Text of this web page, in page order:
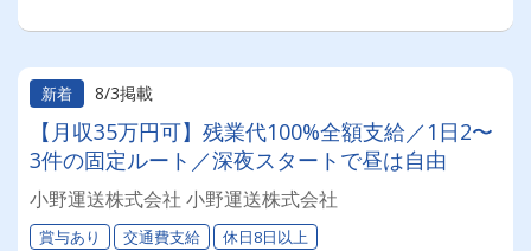
新着 8/3掲載
【月収35万円可】残業代100%全額支給／1日2〜
3件の固定ルート／深夜スタートで昼は自由
小野運送株式会社 小野運送株式会社
賞与あり 交通費支給 休日8日以上